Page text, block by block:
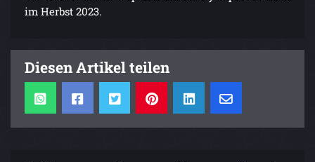
im Herbst 2023.
Diesen Artikel teilen